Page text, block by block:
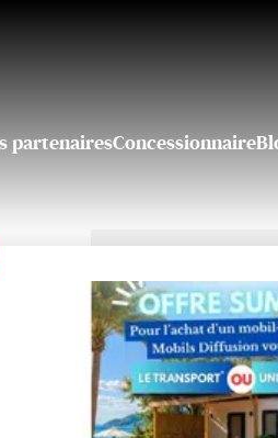
partenairesConcessionnaire
Une